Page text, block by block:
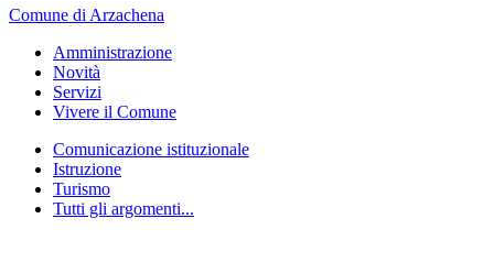
Comune di Arzachena
Amministrazione
Novità
Servizi
Vivere il Comune
Comunicazione istituzionale
Istruzione
Turismo
Tutti gli argomenti...